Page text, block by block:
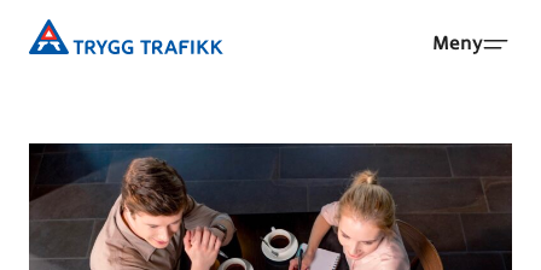
Trygg
Meny